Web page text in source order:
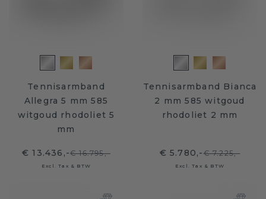
Tennisarmband
Allegra 5 mm 585
witgoud rhodoliet 5
mm
€ 13.436,-€ 16.795,-
Excl. Tax & BTW
Tennisarmband Bianca
2 mm 585 witgoud
rhodoliet 2 mm
€ 5.780,-€ 7.225,-
Excl. Tax & BTW